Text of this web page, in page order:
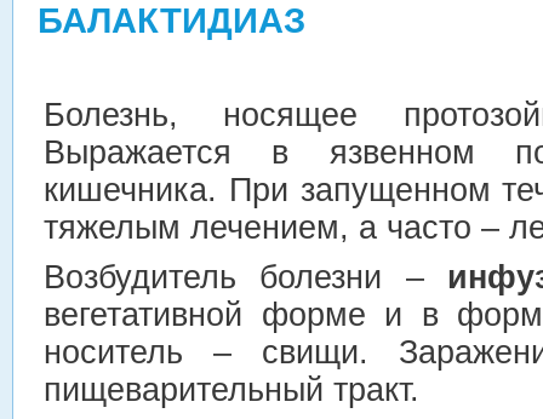
БАЛАКТИДИАЗ
Болезнь, носящее
Выражается в язвенном
кишечника. При запущенном
тяжелым лечением, а часто –
Возбудитель болезни –
вегетативной форме и в
носитель – свищи.
пищеварительный тракт.